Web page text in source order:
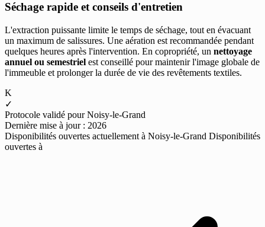
Séchage rapide et conseils d'entretien
L'extraction puissante limite le temps de séchage, tout en évacuant
un maximum de salissures. Une aération est recommandée pendant
quelques heures après l'intervention. En copropriété, un nettoyage
annuel ou semestriel est conseillé pour maintenir l'image globale de
l'immeuble et prolonger la durée de vie des revêtements textiles.
K
✓
Protocole validé pour Noisy-le-Grand
Dernière mise à jour : 2026
Disponibilités ouvertes actuellement à Noisy-le-Grand Disponibilités
ouvertes à